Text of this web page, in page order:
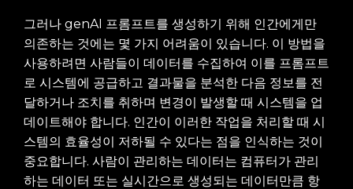
그러나 genAI 프롬프트를 생성하기 위해 인간에게만
의존하는 것에는 몇 가지 어려움이 있습니다. 이 방법을
사용하려면 사람들이 데이터를 수집하여 이를 프롬프트
로 시스템에 공급하고 결과물을 분석한 다음 정보를 전
달하거나 조치를 취하며 변경이 발생할 때 시스템을 업
데이트해야 합니다. 인간이 이러한 작업을 처리할 때 시
스템의 효율성이 저하될 수 있다는 점을 인식하는 것이
중요합니다. 사람이 관리하는 데이터는 컴퓨터가 관리
하는 데이터 또는 실시간으로 생성되는 데이터만큼 항